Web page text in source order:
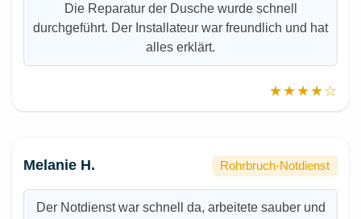
Die Reparatur der Dusche wurde schnell
durchgeführt. Der Installateur war freundlich und hat
alles erklärt.
★★★★☆
Melanie H. Rohrbruch-Notdienst
Der Notdienst war schnell da, arbeitete sauber und